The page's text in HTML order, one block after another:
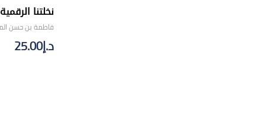
نخلتنا الرقمية
فاطمة بن حسن
د.إ25.00